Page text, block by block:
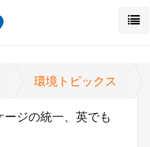
環境トピックス
ージの統一、英でも